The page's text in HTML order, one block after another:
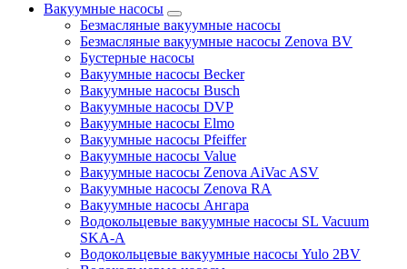
Вакуумные насосы
Безмасляные вакуумные насосы
Безмасляные вакуумные насосы Zenova BV
Бустерные насосы
Вакуумные насосы Becker
Вакуумные насосы Busch
Вакуумные насосы DVP
Вакуумные насосы Elmo
Вакуумные насосы Pfeiffer
Вакуумные насосы Value
Вакуумные насосы Zenova AiVac ASV
Вакуумные насосы Zenova RA
Вакуумные насосы Ангара
Водокольцевые вакуумные насосы SL Vacuum
SKA-A
Водокольцевые вакуумные насосы Yulo 2BV